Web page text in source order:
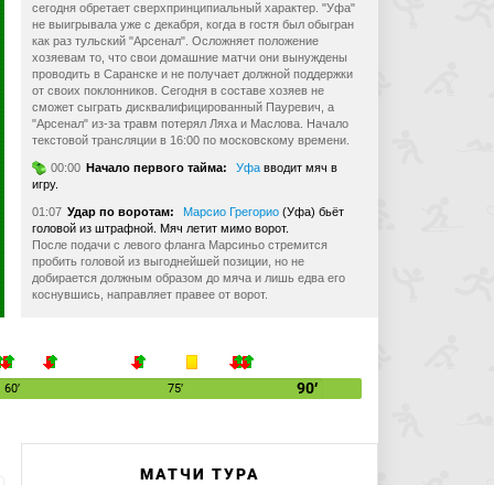
сегодня обретает сверхпринципиальный характер. "Уфа"
не выигрывала уже с декабря, когда в гостя был обыгран
как раз тульский "Арсенал". Осложняет положение
хозяевам то, что свои домашние матчи они вынуждены
проводить в Саранске и не получает должной поддержки
от своих поклонников. Сегодня в составе хозяев не
сможет сыграть дисквалифицированный Пауревич, а
"Арсенал" из-за травм потерял Ляха и Маслова. Начало
текстовой трансляции в 16:00 по московскому времени.
00:00 Начало первого тайма: Уфа вводит мяч в
игру.
01:07 Удар по воротам: Марсио Грегорио (Уфа) бьёт
головой из штрафной. Мяч летит мимо ворот.
После подачи с левого фланга Марсиньо стремится
пробить головой из выгоднейшей позиции, но не
добирается должным образом до мяча и лишь едва его
коснувшись, направляет правее от ворот.
искусственному газону в Саранске.
04:39 Угловой: Марсио Грегорио(Уфа) вводит мяч с
левого угла поля.
бьёт правой ногой из-за пределов штрафной. Мяч летит
Зотов завершал многоходовую комбинацию своей
60′ 75′ 90′
МАТЧИ ТУРА